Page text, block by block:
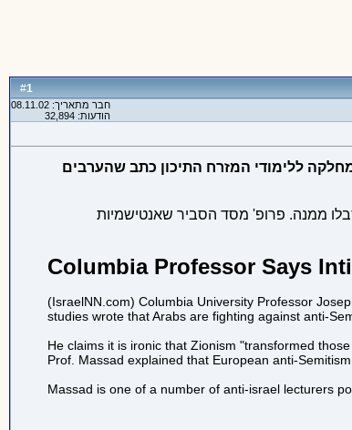
#
1
חבר מתאריך: 08.11.02
הודעות: 32,894
ללימודי המזרח התיכון כתב שהערבים
ממנה. פרופ' מסד הסביר שאנטישמיות
Columbia Professor Says
(IsraelNN.com) Columbia University Professor
studies wrote that Arabs are fighting against anti-
He claims it is ironic that Zionism "transformed
Prof. Massad explained that European anti-
Massad is one of a number of anti-israel lecturers